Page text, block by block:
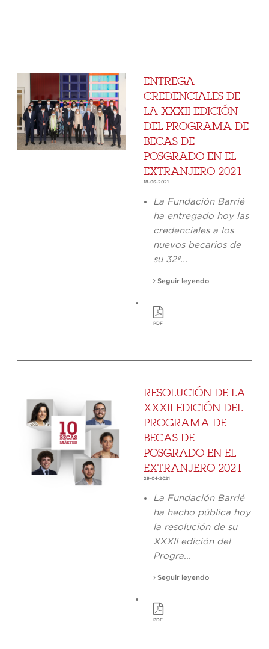
ENTREGA
CREDENCIALES DE
LA XXXII EDICIÓN
DEL PROGRAMA DE
BECAS DE
POSGRADO EN EL
EXTRANJERO 2021
18-06-2021
La Fundación Barrié
ha entregado hoy las
credenciales a los
nuevos becarios de
su 32ª...
Seguir leyendo
PDF
RESOLUCIÓN DE LA
XXXII EDICIÓN DEL
PROGRAMA DE
BECAS DE
POSGRADO EN EL
EXTRANJERO 2021
29-04-2021
La Fundación Barrié
ha hecho pública hoy
la resolución de su
XXXII edición del
Progra...
Seguir leyendo
PDF